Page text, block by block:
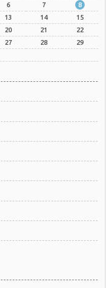
6 7
8
13 14
15
20 21
22
27 28
29